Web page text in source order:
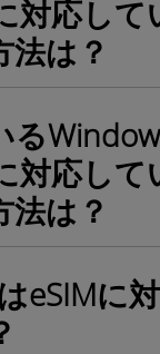
対応して
法は？
る
対応して
法は？
eSIMに